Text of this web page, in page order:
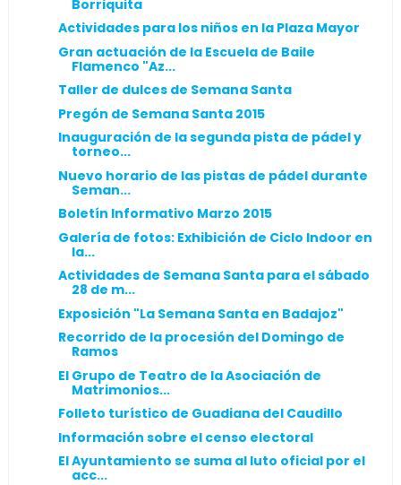
Borriquita
Actividades para los niños en la Plaza Mayor
Gran actuación de la Escuela de Baile
Flamenco "Az...
Taller de dulces de Semana Santa
Pregón de Semana Santa 2015
Inauguración de la segunda pista de pádel y
torneo...
Nuevo horario de las pistas de pádel durante
Seman...
Boletín Informativo Marzo 2015
Galería de fotos: Exhibición de Ciclo Indoor en
la...
Actividades de Semana Santa para el sábado
28 de m...
Exposición "La Semana Santa en Badajoz"
Recorrido de la procesión del Domingo de
Ramos
El Grupo de Teatro de la Asociación de
Matrimonios...
Folleto turístico de Guadiana del Caudillo
Información sobre el censo electoral
El Ayuntamiento se suma al luto oficial por el
acc...